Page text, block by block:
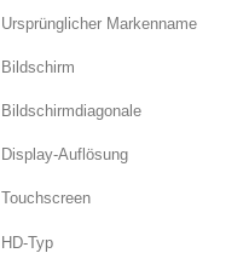
Ursprünglicher Markenname
Bildschirm
Bildschirmdiagonale
Display-Auflösung
Touchscreen
HD-Typ